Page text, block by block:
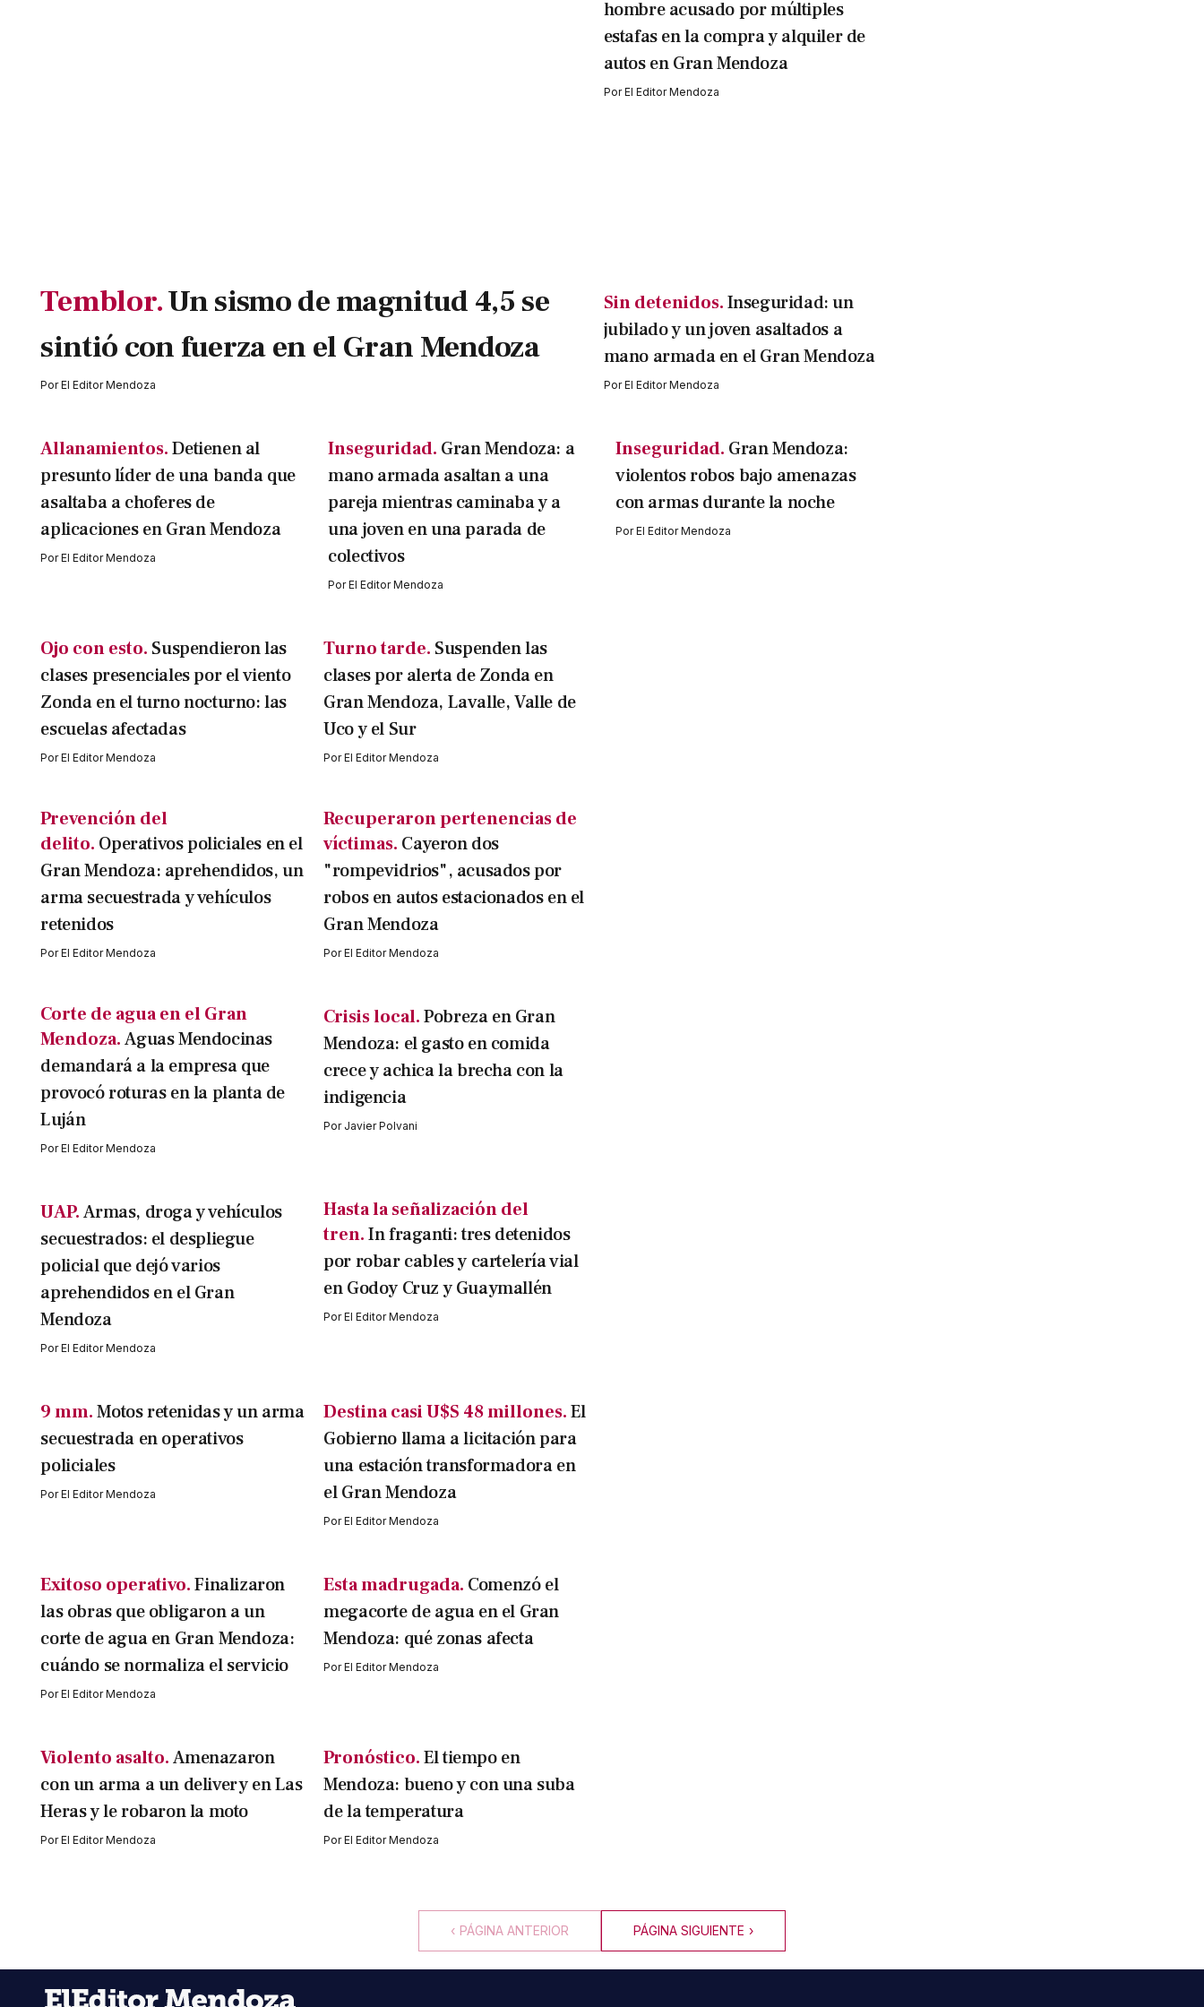
Temblor.Un sismo de magnitud 4,5 se
sintió con fuerza en el Gran Mendoza
PorEl Editor Mendoza
hombre acusado por múltiples
estafas en la compra y alquiler de
autos en Gran Mendoza
PorEl Editor Mendoza
Sin detenidos.Inseguridad: un
jubilado y un joven asaltados a
mano armada en el Gran Mendoza
PorEl Editor Mendoza
Allanamientos. Detienen al
presunto líder de una banda que
asaltaba a choferes de
aplicaciones en Gran Mendoza
PorEl Editor Mendoza
Inseguridad. Gran Mendoza: a
mano armada asaltan a una
pareja mientras caminaba y a
una joven en una parada de
colectivos
PorEl Editor Mendoza
Inseguridad. Gran Mendoza:
violentos robos bajo amenazas
con armas durante la noche
PorEl Editor Mendoza
Ojo con esto. Suspendieron las
clases presenciales por el viento
Zonda en el turno nocturno: las
escuelas afectadas
PorEl Editor Mendoza
Turno tarde. Suspenden las
clases por alerta de Zonda en
Gran Mendoza, Lavalle, Valle de
Uco y el Sur
PorEl Editor Mendoza
Prevención del
delito. Operativos policiales en el
Gran Mendoza: aprehendidos, un
arma secuestrada y vehículos
retenidos
PorEl Editor Mendoza
Recuperaron pertenencias de
víctimas. Cayeron dos
"rompevidrios", acusados por
robos en autos estacionados en el
Gran Mendoza
PorEl Editor Mendoza
Corte de agua en el Gran
Mendoza. Aguas Mendocinas
demandará a la empresa que
provocó roturas en la planta de
Luján
PorEl Editor Mendoza
Crisis local.Pobreza en Gran
Mendoza: el gasto en comida
crece y achica la brecha con la
indigencia
Por Javier Polvani
UAP. Armas, droga y vehículos
secuestrados: el despliegue
policial que dejó varios
aprehendidos en el Gran
Mendoza
PorEl Editor Mendoza
Hasta la señalización del
tren.In fraganti: tres detenidos
por robar cables y cartelería vial
en Godoy Cruz y Guaymallén
PorEl Editor Mendoza
9 mm. Motos retenidas y un arma
secuestrada en operativos
policiales
PorEl Editor Mendoza
Destina casi U$S 48 millones.El
Gobierno llama a licitación para
una estación transformadora en
el Gran Mendoza
PorEl Editor Mendoza
Exitoso operativo. Finalizaron
las obras que obligaron a un
corte de agua en Gran Mendoza:
cuándo se normaliza el servicio
PorEl Editor Mendoza
Esta madrugada. Comenzó el
megacorte de agua en el Gran
Mendoza: qué zonas afecta
PorEl Editor Mendoza
Violento asalto. Amenazaron
con un arma a un delivery en Las
Heras y le robaron la moto
PorEl Editor Mendoza
Pronóstico.El tiempo en
Mendoza: bueno y con una suba
de la temperatura
PorEl Editor Mendoza
‹ PÁGINA ANTERIOR PÁGINA SIGUIENTE ›